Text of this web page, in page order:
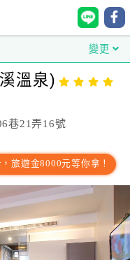
變更
溫泉)
巷21弄16號
旅遊金8000元等你拿！